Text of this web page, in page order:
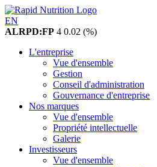
EN
ALRPD:FP 4 0.02 (%)
L'entreprise
Vue d'ensemble
Gestion
Conseil d'administration
Gouvernance d'entreprise
Nos marques
Vue d'ensemble
Propriété intellectuelle
Galerie
Investisseurs
Vue d'ensemble